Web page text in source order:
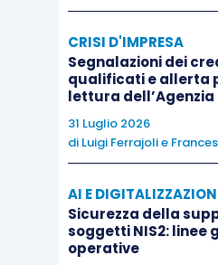
CRISI D'IMPRESA
Segnalazioni dei
qualificati e allerta
lettura
31 Luglio 2026
di Luigi Ferrajolie
AI E
Sicurezza della
soggetti NIS2: linee
operative